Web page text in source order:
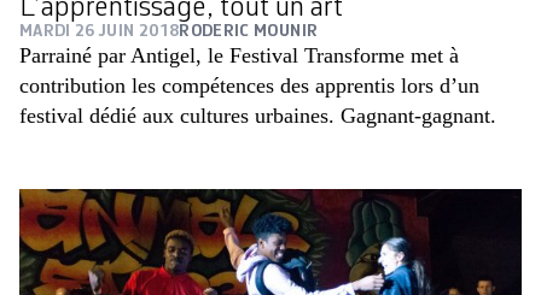
L’apprentissage, tout un art
MARDI 26 JUIN 2018 RODERIC MOUNIR
Parrainé par Antigel, le Festival Transforme met à
contribution les compétences des apprentis lors d’un
festival dédié aux cultures urbaines. Gagnant-gagnant.